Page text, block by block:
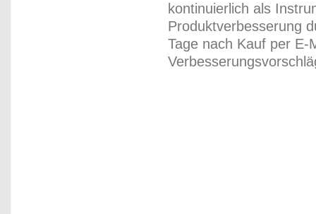
kontinuierlich als
Produktverbesserung
Tage nach Kauf per E-